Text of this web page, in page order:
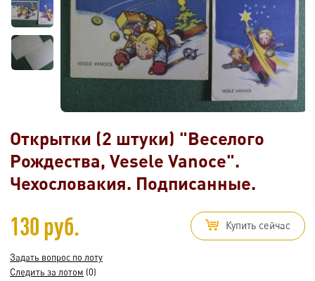
Открытки (2 штуки) "Веселого
Рождества, Vesele Vanoce".
Чехословакия. Подписанные.
130 руб. Купить сейчас
Задать вопрос по лоту
Следить за лотом (0)